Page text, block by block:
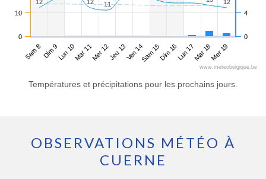
12
12
12
12 11
11 12
12
Sam 8Dim 9Lun 10Mar 11Mer 12Jeu 13Ven 14Sam 15Dim 16Lun 17Mar 18Mer 19
0
10
0
4
www.meteobelgique.be
Températures et précipitations pour les prochains jours.
OBSERVATIONS MÉTÉO À
CUERNE